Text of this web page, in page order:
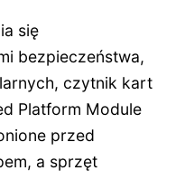
się
bezpieczeństwa,
czytnik kart
Platform Module
przed
a sprzęt